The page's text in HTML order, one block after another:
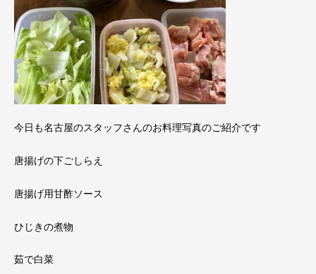
今日も名古屋のスタッフさんのお料理写真のご紹介です
唐揚げの下ごしらえ
唐揚げ用甘酢ソース
ひじきの煮物
茹で白菜